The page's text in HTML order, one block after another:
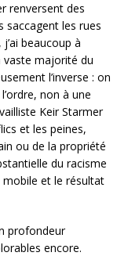
renversent des
saccagent les rues
beaucoup à
vaste majorité du
l’inverse : on
non à une
Keir Starmer
et les peines,
ou de la propriété
du racisme
et le résultat
profondeur
encore.